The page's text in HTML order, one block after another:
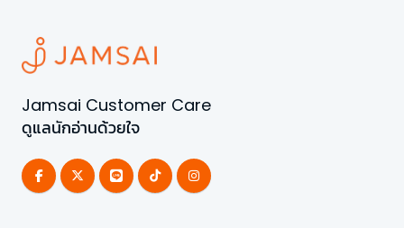
Jamsai Customer Care
ดูแลนักอ่านด้วยใจ